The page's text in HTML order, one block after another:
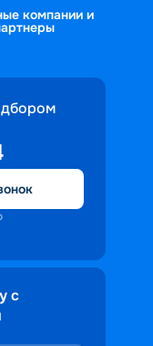
компании и
с